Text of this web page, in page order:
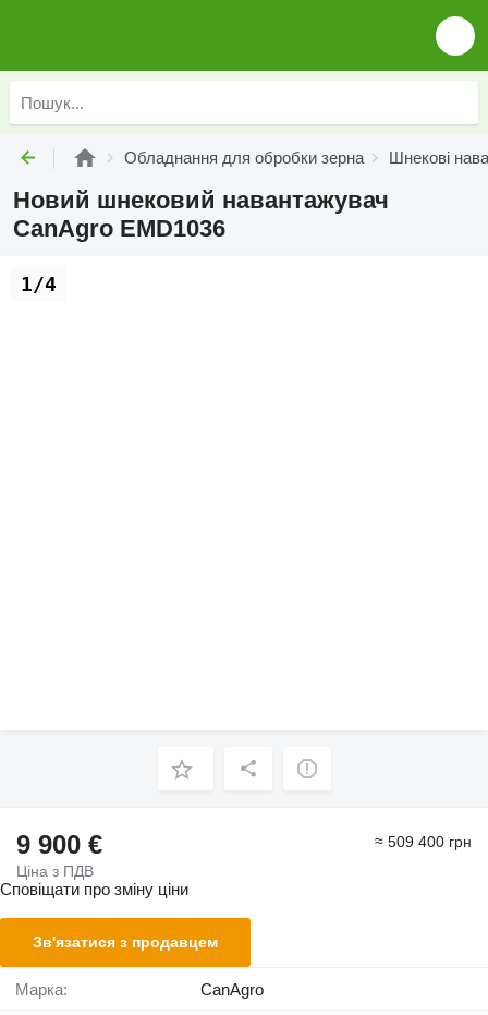
Обладнання для обробки зерна Шнекові
Новий шнековий навантажувач
CanAgro EMD1036
1/4
9 900 €
Ціна з ПДВ
≈ 509 400 грн
Сповіщати про зміну ціни
Зв'язатися з продавцем
Марка: CanAgro